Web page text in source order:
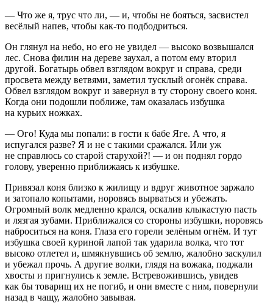
— Что же я, трус что ли, — и, чтобы не бояться, засвистел
весёлый напев, чтобы как-то подбодриться.
Он глянул на небо, но его не увидел — высоко возвышался
лес. Снова филин на дереве заухал, а потом ему вторил
другой. Богатырь обвел взглядом вокруг и справа, среди
просвета между ветвями, заметил тусклый огонёк справа.
Обвел взглядом вокруг и завернул в ту сторону своего коня.
Когда они подошли поближе, там оказалась избушка
на курьих ножках.
— Ого! Куда мы попали: в гости к бабе Яге. А что, я
испугался разве? Я и не с такими сражался. Или уж
не справлюсь со старой старухой?! — и он поднял гордо
голову, уверенно приближаясь к избушке.
Привязал коня близко к жилищу и вдруг животное заржало
и затопало копытами, норовясь вырваться и убежать.
Огромный волк медленно крался, оскалив клыкастую пасть
и лязгая зубами. Приближался со стороны избушки, норовясь
наброситься на коня. Глаза его горели зелёным огнём. И тут
избушка своей куриной лапой так ударила волка, что тот
высоко отлетел и, шмякнувшись об землю, жалобно заскулил
и убежал прочь. А другие волки, глядя на вожака, поджали
хвосты и пригнулись к земле. Встревожившись, увидев
как бы товарищ их не погиб, и они вместе с ним, повернули
назад в чащу, жалобно завывая.